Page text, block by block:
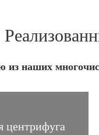
из наших
центрифуга